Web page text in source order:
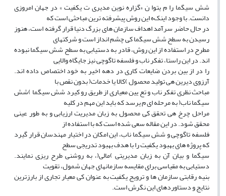
شش سیگما را م یتوا ن «گزاره نوین مدیری ت یکفیت » در جهان امروزی
دانست. با وجود اینک‌ه این روش پیشرفته ترین مباحثی است که
در حال حاضر سرآمد اهداف سازمان های بزرگ دنیا قرار گرفته است، هنوز
رسیدن به سطح شش سیگما کی چشم انداز است و شرکتهای
مطرح در استفاده از این روش، قادر به دستیابی به سطح شش سیگما نبوده
اند. در این راستا، تفکر ناب و فلسفه تاگوچی نیز جایگاه والایی
را در از بین بردن ضایعات کاری در دهه اخیر به خود اختصاص داده اند.
آرزوی دیرین هی تولید محصول )کالا یا خدمات( بدون نقص با
مباحث نظری تفکر ناب و تع یین معیاری از طریق رو کیرد شش سیگما )شش
سیگما ناب( به مرحله ای م یرسد که باید این مهم در کلیه
مراحل چرخ هی تحقق کی محصول به زبان مدیریت ارزیابی و به طور عینی
محقق شود. در این مقاله سعی شده است که با استفاده از
فلسفه تاگوچی و شش سیگما ناب، این امکان در اختیار مهندسان قرار گیرد
که پروژه های بهبود یکفیت را با هدف بهبود تدریجی سطح
سیگما و بیان آن به زبان مدیریتی )مالی(، به روشنی طرح ریزی نمایند.
دستیابی به مقیاسی برای مقایسه سازمانهای جهان شمول، تقویت
بنیه رقابتی سازمان ها و ترویج یکفیت به عنوان کی معیار تجاری از بارزترین
نتایج و دستاوردهای این نگرش است.